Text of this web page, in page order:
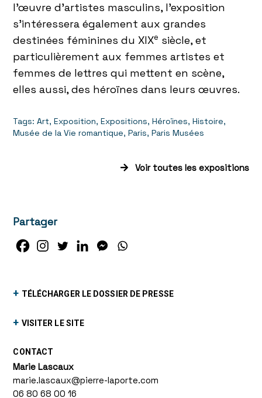
l’œuvre d’artistes masculins, l’exposition
s’intéressera également aux grandes
destinées féminines du XIXe siècle, et
particulièrement aux femmes artistes et
femmes de lettres qui mettent en scène,
elles aussi, des héroïnes dans leurs œuvres.
Tags:Art, Exposition, Expositions, Héroïnes, Histoire,
Musée de la Vie romantique, Paris, Paris Musées
Voir toutes les expositions
Partager
+ TÉLÉCHARGER LE DOSSIER DE PRESSE
+ VISITER LE SITE
CONTACT
Marie Lascaux
marie.lascaux@pierre-laporte.com
06 80 68 00 16